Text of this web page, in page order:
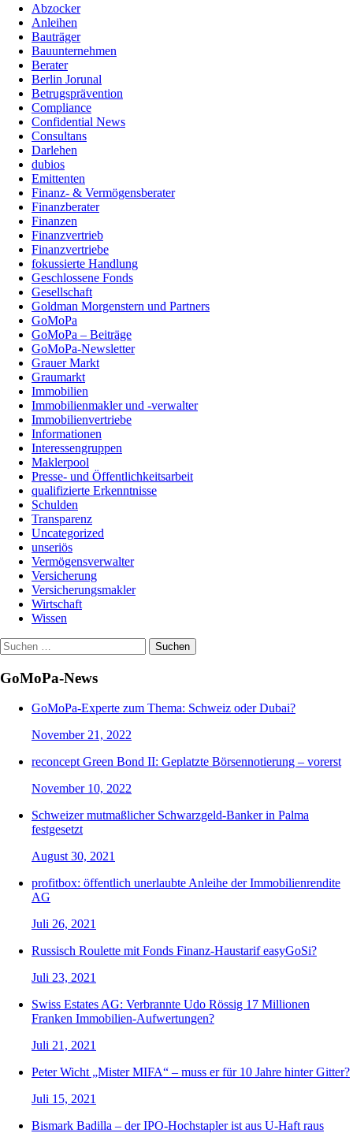
Abzocker
Anleihen
Bauträger
Bauunternehmen
Berater
Berlin Jorunal
Betrugsprävention
Compliance
Confidential News
Consultans
Darlehen
dubios
Emittenten
Finanz- & Vermögensberater
Finanzberater
Finanzen
Finanzvertrieb
Finanzvertriebe
fokussierte Handlung
Geschlossene Fonds
Gesellschaft
Goldman Morgenstern und Partners
GoMoPa
GoMoPa – Beiträge
GoMoPa-Newsletter
Grauer Markt
Graumarkt
Immobilien
Immobilienmakler und -verwalter
Immobilienvertriebe
Informationen
Interessengruppen
Maklerpool
Presse- und Öffentlichkeitsarbeit
qualifizierte Erkenntnisse
Schulden
Transparenz
Uncategorized
unseriös
Vermögensverwalter
Versicherung
Versicherungsmakler
Wirtschaft
Wissen
Suchen
nach:
GoMoPa-News
GoMoPa-Experte zum Thema: Schweiz oder Dubai?
November 21, 2022
reconcept Green Bond II: Geplatzte Börsennotierung – vorerst
November 10, 2022
Schweizer mutmaßlicher Schwarzgeld-Banker in Palma
festgesetzt
August 30, 2021
profitbox: öffentlich unerlaubte Anleihe der Immobilienrendite
AG
Juli 26, 2021
Russisch Roulette mit Fonds Finanz-Haustarif easyGoSi?
Juli 23, 2021
Swiss Estates AG: Verbrannte Udo Rössig 17 Millionen
Franken Immobilien-Aufwertungen?
Juli 21, 2021
Peter Wicht „Mister MIFA“ – muss er für 10 Jahre hinter Gitter?
Juli 15, 2021
Bismark Badilla – der IPO-Hochstapler ist aus U-Haft raus